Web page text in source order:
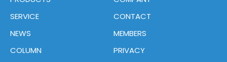
SERVICE
NEWS
COLUMN
CONTACT
MEMBERS
PRIVACY